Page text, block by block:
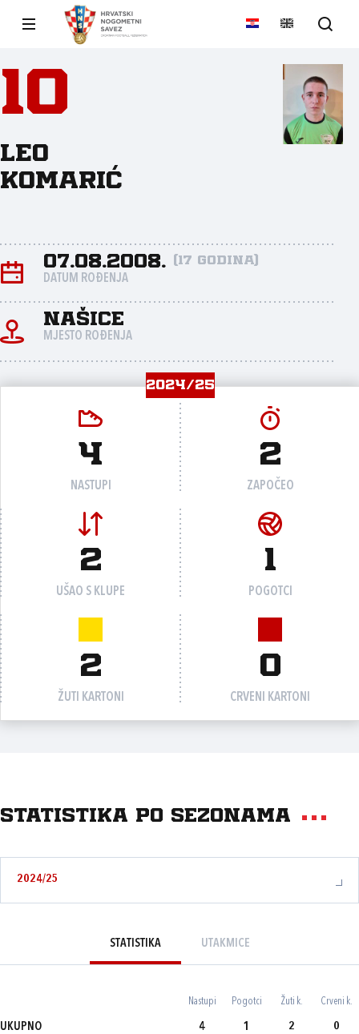
10
Leo
Komarić
07.08.2008. (17 godina)
DATUM ROĐENJA
Našice
MJESTO ROĐENJA
2024/25
4
NASTUPI
2
ZAPOČEO
2
UŠAO S KLUPE
1
POGOTCI
2
ŽUTI KARTONI
0
CRVENI KARTONI
Statistika po sezonama
2024/25
STATISTIKA UTAKMICE
Nastupi Pogotci Žuti k. Crveni k.
UKUPNO 4 1 2 0